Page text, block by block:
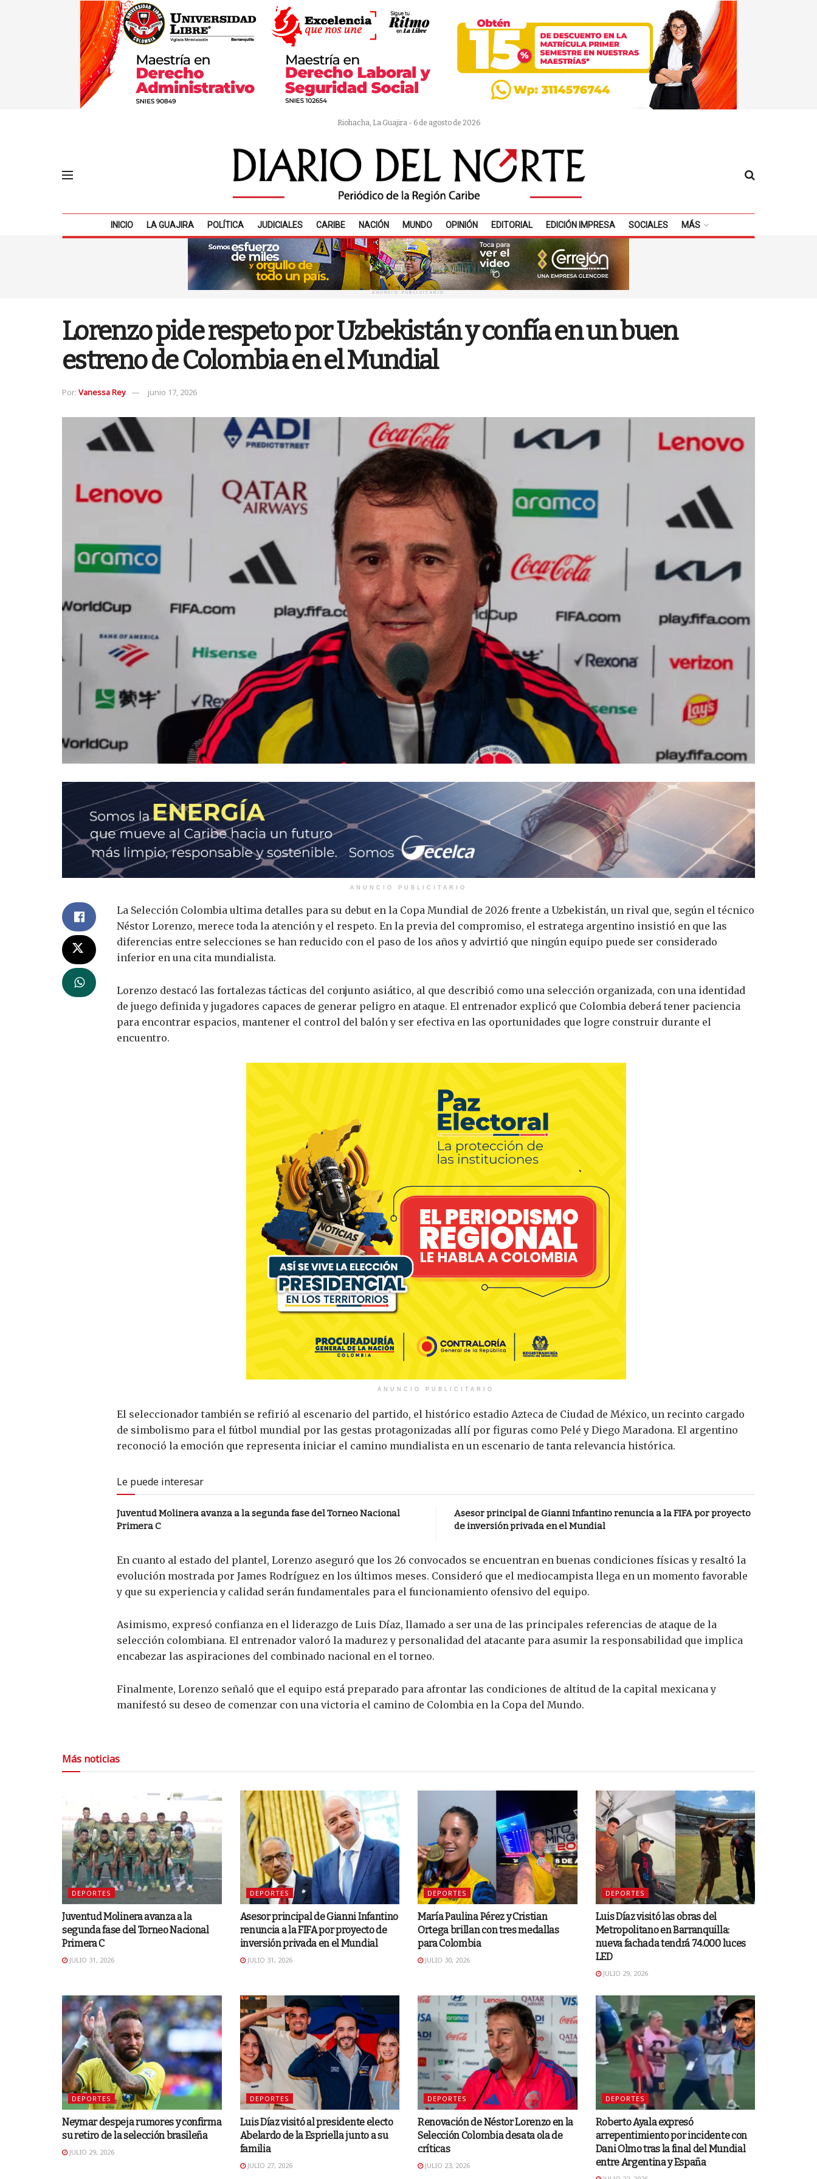
Riohacha, La Guajira - 6 de agosto de 2026
INICIO LA GUAJIRA POLÍTICA JUDICIALES CARIBE NACIÓN MUNDO OPINIÓN EDITORIAL EDICIÓN IMPRESA SOCIALES MÁS
ANUNCIO PUBLICITARIO
Lorenzo pide respeto por Uzbekistán y confía en un buen
estreno de Colombia en el Mundial
Por: Vanessa Rey junio 17, 2026
ANUNCIO PUBLICITARIO
La Selección Colombia ultima detalles para su debut en la Copa Mundial de 2026 frente a Uzbekistán, un rival que, según el técnico
Néstor Lorenzo, merece toda la atención y el respeto. En la previa del compromiso, el estratega argentino insistió en que las
diferencias entre selecciones se han reducido con el paso de los años y advirtió que ningún equipo puede ser considerado
inferior en una cita mundialista.
Lorenzo destacó las fortalezas tácticas del conjunto asiático, al que describió como una selección organizada, con una identidad
de juego definida y jugadores capaces de generar peligro en ataque. El entrenador explicó que Colombia deberá tener paciencia
para encontrar espacios, mantener el control del balón y ser efectiva en las oportunidades que logre construir durante el
encuentro.
ANUNCIO PUBLICITARIO
El seleccionador también se refirió al escenario del partido, el histórico estadio Azteca de Ciudad de México, un recinto cargado
de simbolismo para el fútbol mundial por las gestas protagonizadas allí por figuras como Pelé y Diego Maradona. El argentino
reconoció la emoción que representa iniciar el camino mundialista en un escenario de tanta relevancia histórica.
Le puede interesar
Juventud Molinera avanza a la segunda fase del Torneo Nacional
Primera C
Asesor principal de Gianni Infantino renuncia a la FIFA por proyecto
de inversión privada en el Mundial
En cuanto al estado del plantel, Lorenzo aseguró que los 26 convocados se encuentran en buenas condiciones físicas y resaltó la
evolución mostrada por James Rodríguez en los últimos meses. Consideró que el mediocampista llega en un momento favorable
y que su experiencia y calidad serán fundamentales para el funcionamiento ofensivo del equipo.
Asimismo, expresó confianza en el liderazgo de Luis Díaz, llamado a ser una de las principales referencias de ataque de la
selección colombiana. El entrenador valoró la madurez y personalidad del atacante para asumir la responsabilidad que implica
encabezar las aspiraciones del combinado nacional en el torneo.
Finalmente, Lorenzo señaló que el equipo está preparado para afrontar las condiciones de altitud de la capital mexicana y
manifestó su deseo de comenzar con una victoria el camino de Colombia en la Copa del Mundo.
Más noticias
DEPORTES
Juventud Molinera avanza a la
segunda fase del Torneo Nacional
Primera C
JULIO 31, 2026
DEPORTES
Asesor principal de Gianni Infantino
renuncia a la FIFA por proyecto de
inversión privada en el Mundial
JULIO 31, 2026
DEPORTES
María Paulina Pérez y Cristian
Ortega brillan con tres medallas
para Colombia
JULIO 30, 2026
DEPORTES
Luis Díaz visitó las obras del
Metropolitano en Barranquilla:
nueva fachada tendrá 74.000 luces
LED
JULIO 29, 2026
DEPORTES
Neymar despeja rumores y confirma
su retiro de la selección brasileña
JULIO 29, 2026
DEPORTES
Luis Díaz visitó al presidente electo
Abelardo de la Espriella junto a su
familia
JULIO 27, 2026
DEPORTES
Renovación de Néstor Lorenzo en la
Selección Colombia desata ola de
críticas
JULIO 23, 2026
DEPORTES
Roberto Ayala expresó
arrepentimiento por incidente con
Dani Olmo tras la final del Mundial
entre Argentina y España